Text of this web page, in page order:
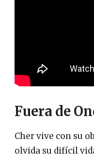
Fuera de
Cher vive con su
olvida su difícil